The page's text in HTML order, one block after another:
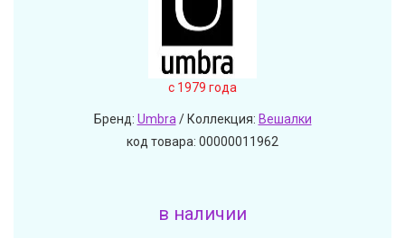
c 1979 года
Бренд: Umbra/ Коллекция: Вешалки
код товара: 00000011962
в наличии